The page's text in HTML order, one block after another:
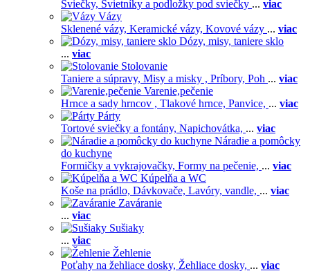
Sviečky, Svietníky a podložky pod sviečky ... viac
Vázy
Sklenené vázy, Keramické vázy, Kovové vázy ... viac
Dózy, misy, taniere sklo
... viac
Stolovanie
Taniere a súpravy, Misy a misky , Príbory, Poh ... viac
Varenie,pečenie
Hrnce a sady hrncov , Tlakové hrnce, Panvice, ... viac
Párty
Tortové sviečky a fontány, Napichovátka, ... viac
Náradie a pomôcky
do kuchyne
Formičky a vykrajovačky, Formy na pečenie, ... viac
Kúpelňa a WC
Koše na prádlo, Dávkovače, Lavóry, vandle, ... viac
Zaváranie
... viac
Sušiaky
... viac
Žehlenie
Poťahy na žehliace dosky, Žehliace dosky, ... viac